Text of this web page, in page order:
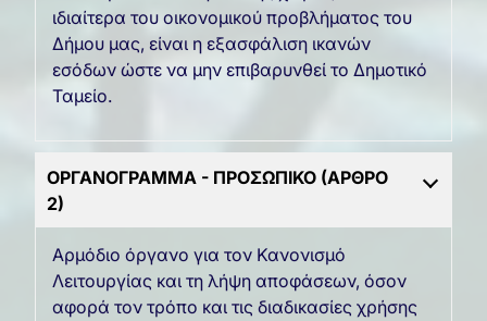
ιδιαίτερα του οικονομικού προβλήματος του
Δήμου μας, είναι η εξασφάλιση ικανών
εσόδων ώστε να μην επιβαρυνθεί το Δημοτικό
Ταμείο.
ΟΡΓΑΝΟΓΡΑΜΜΑ - ΠΡΟΣΩΠΙΚΟ (ΑΡΘΡΟ
2)
Αρμόδιο όργανο για τον Κανονισμό
Λειτουργίας και τη λήψη αποφάσεων, όσον
αφορά τον τρόπο και τις διαδικασίες χρήσης